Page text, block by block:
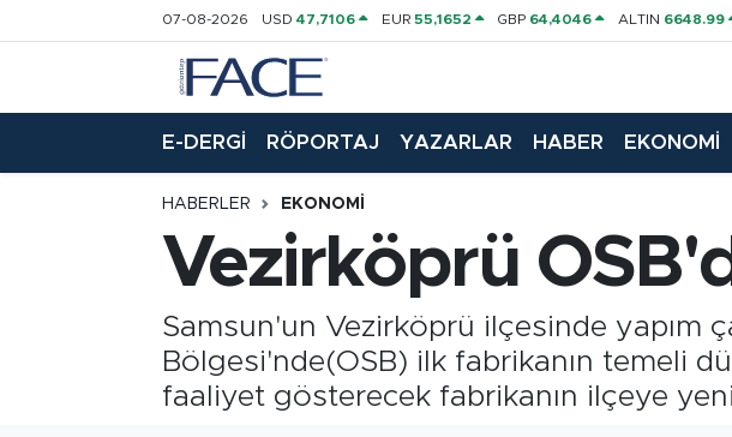
07-08-2026 USD47,7106 EUR 55,1652 GBP 64,4046 ALTIN 6648.99
E-DERGİ RÖPORTAJ YAZARLAR HABER EKONOMİ
HABERLER EKONOMI
Vezirköprü
Samsun'un Vezirköprü ilçesinde yapım
Bölgesi'nde(OSB) ilk fabrikanın temeli
faaliyet gösterecek fabrikanın ilçeye
Nöbetçi Eczaneler
Hava Durumu
Trafik Durumu
Süper Lig Puan Durumu ve Fikstür
Tüm Manşetler
Son Dakika Haberleri